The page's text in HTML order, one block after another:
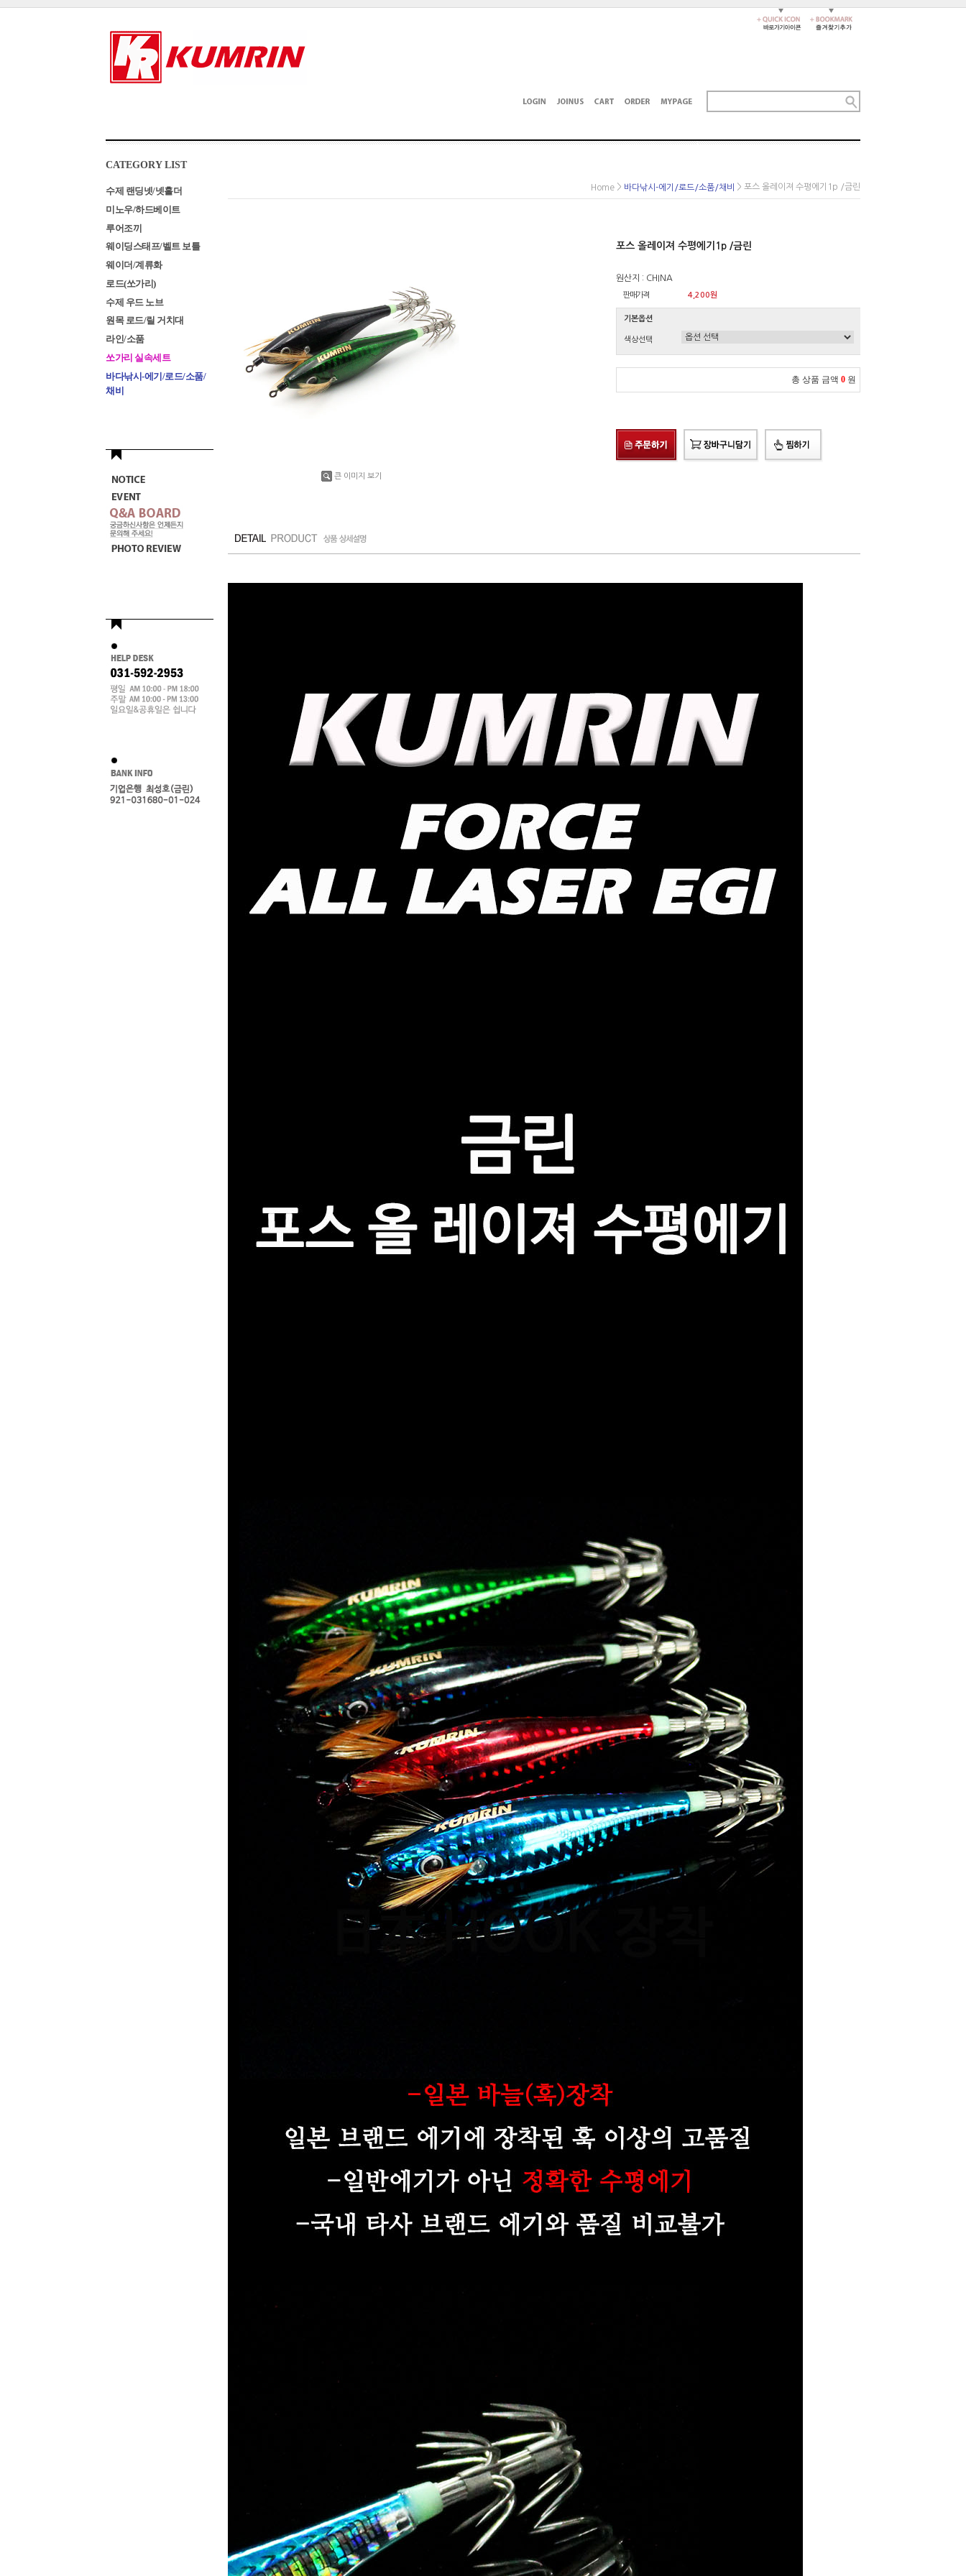
CATEGORY LIST
수제 랜딩넷/넷홀더
미노우/하드베이트
루어조끼
웨이딩스태프/벨트 보틀
웨이더/계류화
로드(쏘가리)
수제 우드 노브
원목 로드/릴 거치대
라인/소품
쏘가리 실속세트
바다낚시-에기/로드/소품/
채비
Home > 바다낚시-에기/로드/소품/채비 > 포스 올레이져 수평에기1p /금린
큰 이미지 보기
포스 올레이져 수평에기1p /금린
원산지 : CHINA
판매가격 4,200원
기본옵션
색상선택
총 상품 금액 0 원